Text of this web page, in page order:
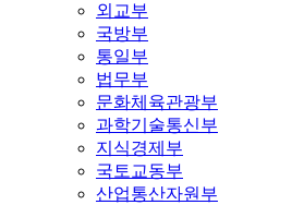
외교부
국방부
통일부
법무부
문화체육관광부
과학기술통신부
지식경제부
국토교동부
산업통산자원부